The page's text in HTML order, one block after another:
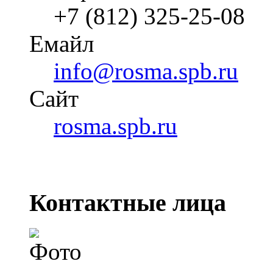
+7 (812) 325-25-08
Емайл
info@rosma.spb.ru
Cайт
rosma.spb.ru
Контактные лица